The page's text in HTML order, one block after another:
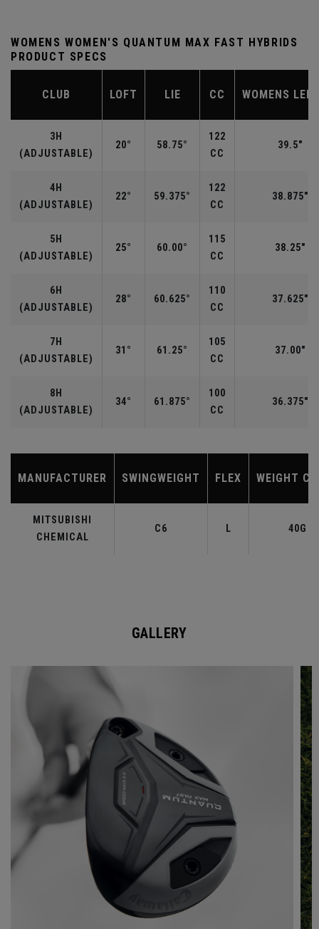
WOMENS WOMEN'S QUANTUM MAX FAST HYBRIDS
PRODUCT SPECS
CLUB LOFT LIE CC WOMENS
3H
(ADJUSTABLE)
20° 58.75°
122
CC
39.5"
4H
(ADJUSTABLE)
22° 59.375°
122
CC
38.875"
5H
(ADJUSTABLE)
25° 60.00°
115
CC
38.25"
6H
(ADJUSTABLE)
28° 60.625°
110
CC
37.625"
7H
(ADJUSTABLE)
31° 61.25°
105
CC
37.00"
8H
(ADJUSTABLE)
34° 61.875°
100
CC
36.375"
MANUFACTURER SWINGWEIGHT FLEX WEIGHT
MITSUBISHI
CHEMICAL
C6 L 40G
GALLERY